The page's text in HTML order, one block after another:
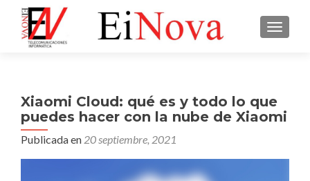
Xiaomi Cloud: qué es y todo lo que
puedes hacer con la nube de Xiaomi
Publicada en 20 septiembre, 2021